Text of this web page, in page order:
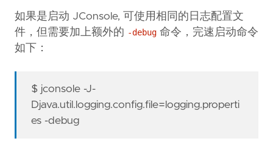
如果是启动 JConsole, 可使用相同的日志配置文
件，但需要加上额外的 -debug 命令，完速启动命令
如下：
$ jconsole -J-
Djava.util.logging.config.file=logging.properti
es -debug